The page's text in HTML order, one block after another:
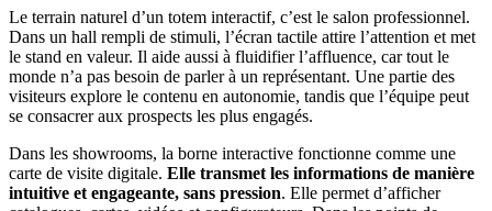
Le terrain naturel d’un totem interactif, c’est le salon professionnel.
Dans un hall rempli de stimuli, l’écran tactile attire l’attention et met
le stand en valeur. Il aide aussi à fluidifier l’affluence, car tout le
monde n’a pas besoin de parler à un représentant. Une partie des
visiteurs explore le contenu en autonomie, tandis que l’équipe peut
se consacrer aux prospects les plus engagés.
Dans les showrooms, la borne interactive fonctionne comme une
carte de visite digitale. Elle transmet les informations de manière
intuitive et engageante, sans pression. Elle permet d’afficher